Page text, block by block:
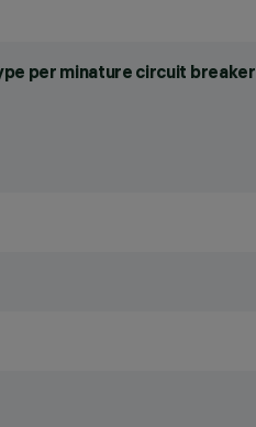
per minature circuit breaker